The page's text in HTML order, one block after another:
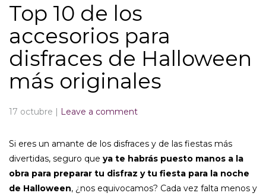
Top 10 de los
accesorios para
disfraces de Halloween
más originales
17 octubre Leave a comment
Si eres un amante de los disfraces y de las fiestas más
divertidas, seguro que ya te habrás puesto manos a la
obra para preparar tu disfraz y tu fiesta para la noche
de Halloween, ¿nos equivocamos? Cada vez falta menos y